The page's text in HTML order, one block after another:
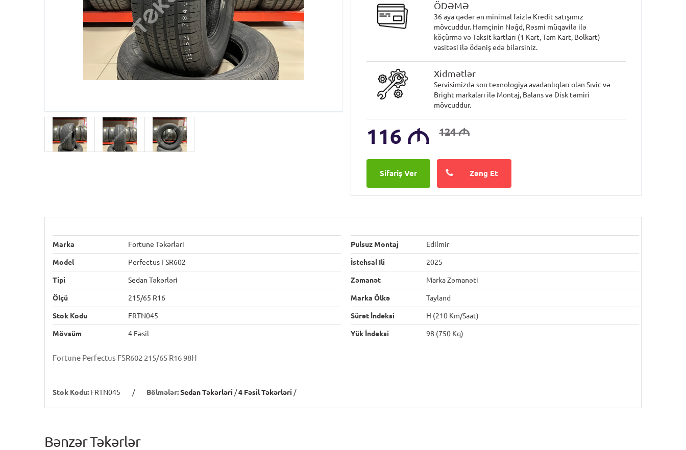
ÖDƏMƏ
36 aya qədər ən minimal faizlə Kredit satışımız
mövcuddur. Həmçinin Nəğd, Rəsmi müqavilə ilə
köçürmə və Taksit kartları (1 Kart, Tam Kart, Bolkart)
vasitəsi ilə ödəniş edə bilərsiniz.
Xidmətlər
Servisimizdə son texnologiya avadanlıqları olan Sıvic və
Bright markaları ilə Montaj, Balans və Disk təmiri
mövcuddur.
116 M 124M
Zəng Et
Marka Fortune Təkərləri
Model Perfectus FSR602
Tipi Sedan Təkərləri
Ölçü 215/65 R16
Stok Kodu FRTN045
Mövsüm 4 Fəsil
Pulsuz Montaj Edilmir
İstehsal Ili 2025
Zəmanət Marka Zəmanəti
Marka Ölkə Tayland
Sürət İndeksi H (210 Km/saat)
Yük İndeksi 98 (750 Kq)
Fortune Perfectus FSR602 215/65 R16 98H
Stok Kodu: FRTN045 / Bölmələr:Sedan Təkərləri /4 Fəsil Təkərləri /
Bənzər Təkərlər